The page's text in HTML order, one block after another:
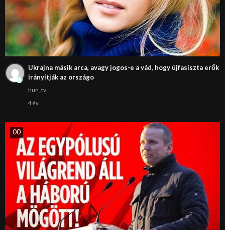
Ukrajna másik arca, avagy jogos-e a vád, hogy újfasiszta erők
irányítják az országo
hun_tv
4 év
00